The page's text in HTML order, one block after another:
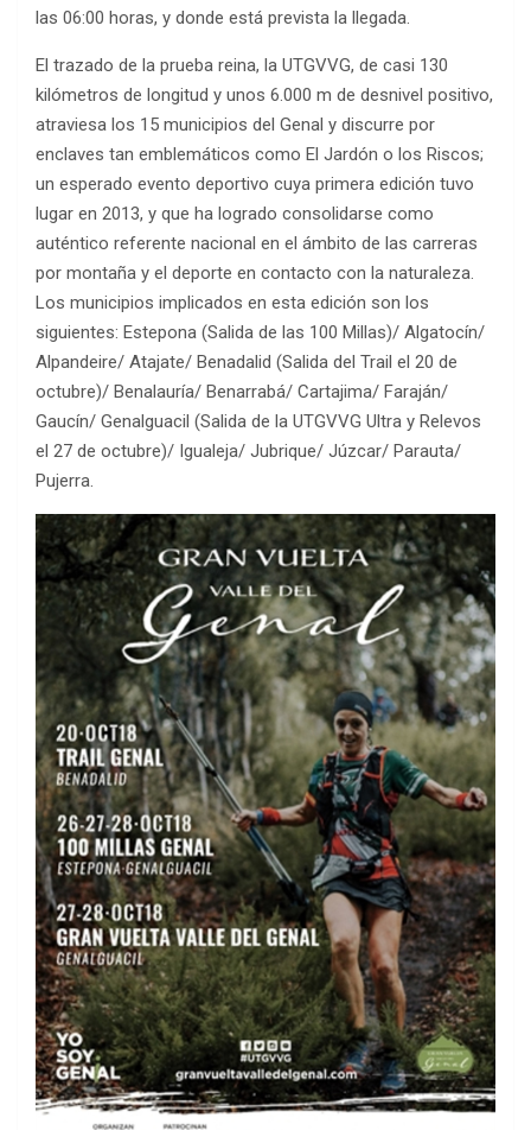
las 06:00 horas, y donde está prevista la llegada.
El trazado de la prueba reina, la UTGVVG, de casi 130
kilómetros de longitud y unos 6.000 m de desnivel positivo,
atraviesa los 15 municipios del Genal y discurre por
enclaves tan emblemáticos como El Jardón o los Riscos;
un esperado evento deportivo cuya primera edición tuvo
lugar en 2013, y que ha logrado consolidarse como
auténtico referente nacional en el ámbito de las carreras
por montaña y el deporte en contacto con la naturaleza.
Los municipios implicados en esta edición son los
siguientes: Estepona (Salida de las 100 Millas)/ Algatocín/
Alpandeire/ Atajate/ Benadalid (Salida del Trail el 20 de
octubre)/ Benalauría/ Benarrabá/ Cartajima/ Faraján/
Gaucín/ Genalguacil (Salida de la UTGVVG Ultra y Relevos
el 27 de octubre)/ Igualeja/ Jubrique/ Júzcar/ Parauta/
Pujerra.